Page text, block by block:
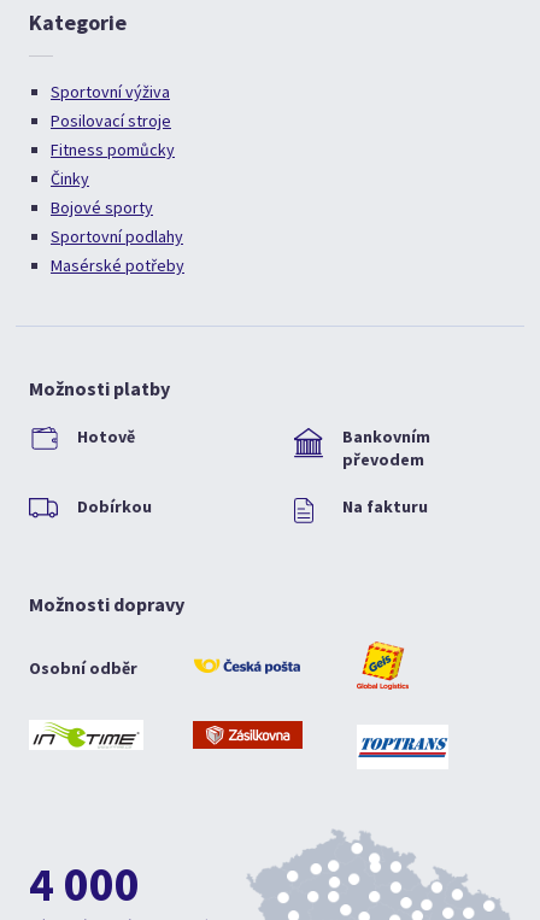
Kategorie
Sportovní výživa
Posilovací stroje
Fitness pomůcky
Činky
Bojové sporty
Sportovní podlahy
Masérské potřeby
Možnosti platby
Hotově
Bankovním
převodem
Dobírkou Na fakturu
Možnosti dopravy
Osobní odběr
4 000